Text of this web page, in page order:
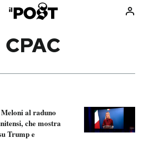
Consumismi
Storie/Idee
CPAC
al raduno
che mostra
Trump e